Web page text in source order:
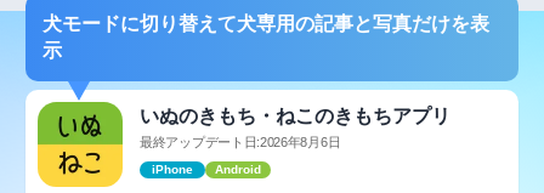
犬モードに切り替えて犬専用の記事と写真だけを表
示
いぬのきもち・ねこのきもちアプリ
最終アップデート日:2026年8月6日
iPhone Android